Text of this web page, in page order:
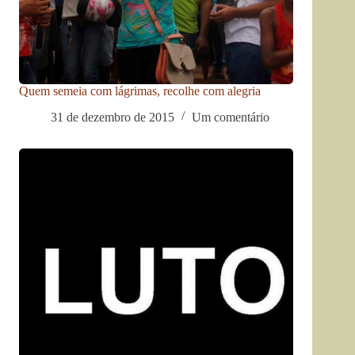
Quem semeia com lágrimas, recolhe com alegria
31 de dezembro de 2015
Um comentário